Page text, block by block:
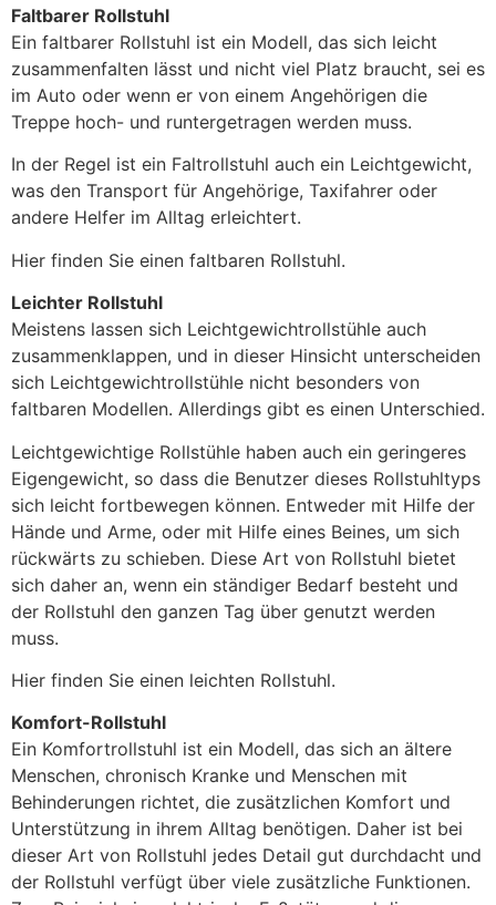
Faltbarer Rollstuhl
Ein faltbarer Rollstuhl ist ein Modell, das sich leicht
zusammenfalten lässt und nicht viel Platz braucht, sei es
im Auto oder wenn er von einem Angehörigen die
Treppe hoch- und runtergetragen werden muss.
In der Regel ist ein Faltrollstuhl auch ein Leichtgewicht,
was den Transport für Angehörige, Taxifahrer oder
andere Helfer im Alltag erleichtert.
Hier finden Sie einen faltbaren Rollstuhl.
Leichter Rollstuhl
Meistens lassen sich Leichtgewichtrollstühle auch
zusammenklappen, und in dieser Hinsicht unterscheiden
sich Leichtgewichtrollstühle nicht besonders von
faltbaren Modellen. Allerdings gibt es einen Unterschied.
Leichtgewichtige Rollstühle haben auch ein geringeres
Eigengewicht, so dass die Benutzer dieses Rollstuhltyps
sich leicht fortbewegen können. Entweder mit Hilfe der
Hände und Arme, oder mit Hilfe eines Beines, um sich
rückwärts zu schieben. Diese Art von Rollstuhl bietet
sich daher an, wenn ein ständiger Bedarf besteht und
der Rollstuhl den ganzen Tag über genutzt werden
muss.
Hier finden Sie einen leichten Rollstuhl.
Komfort-Rollstuhl
Ein Komfortrollstuhl ist ein Modell, das sich an ältere
Menschen, chronisch Kranke und Menschen mit
Behinderungen richtet, die zusätzlichen Komfort und
Unterstützung in ihrem Alltag benötigen. Daher ist bei
dieser Art von Rollstuhl jedes Detail gut durchdacht und
der Rollstuhl verfügt über viele zusätzliche Funktionen.